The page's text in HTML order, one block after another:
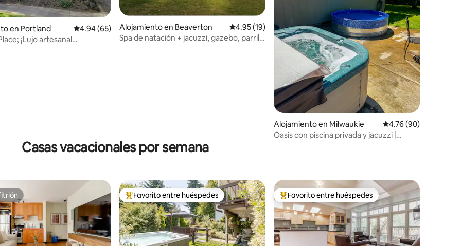
5.0 de 5, 3 reseñas
en Portland Calificación promedio: 4.94 de 5, 65 reseñas
4.94 (65)
¡Lujo artesanal
Alojamiento en Beaverton Calificación promedio: 4.95 de 5, 19 reseñas
4.95 (19)
Spa de natación + jacuzzi, gazebo, parrilla
Alojamiento en Milwaukie Calificación
4.76 (90)
Oasis con piscina privada y jacuzzi |
Casas vacacionales por semana
Favorito entre huéspedes preferido
Favorito entre huéspedes Favorito entre huéspedes preferido
Favorito entre huéspedes